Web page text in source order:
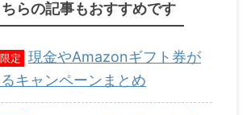
ちらの記事もおすすめです
定
現金やAmazonギフト券が
キャンペーンまとめ